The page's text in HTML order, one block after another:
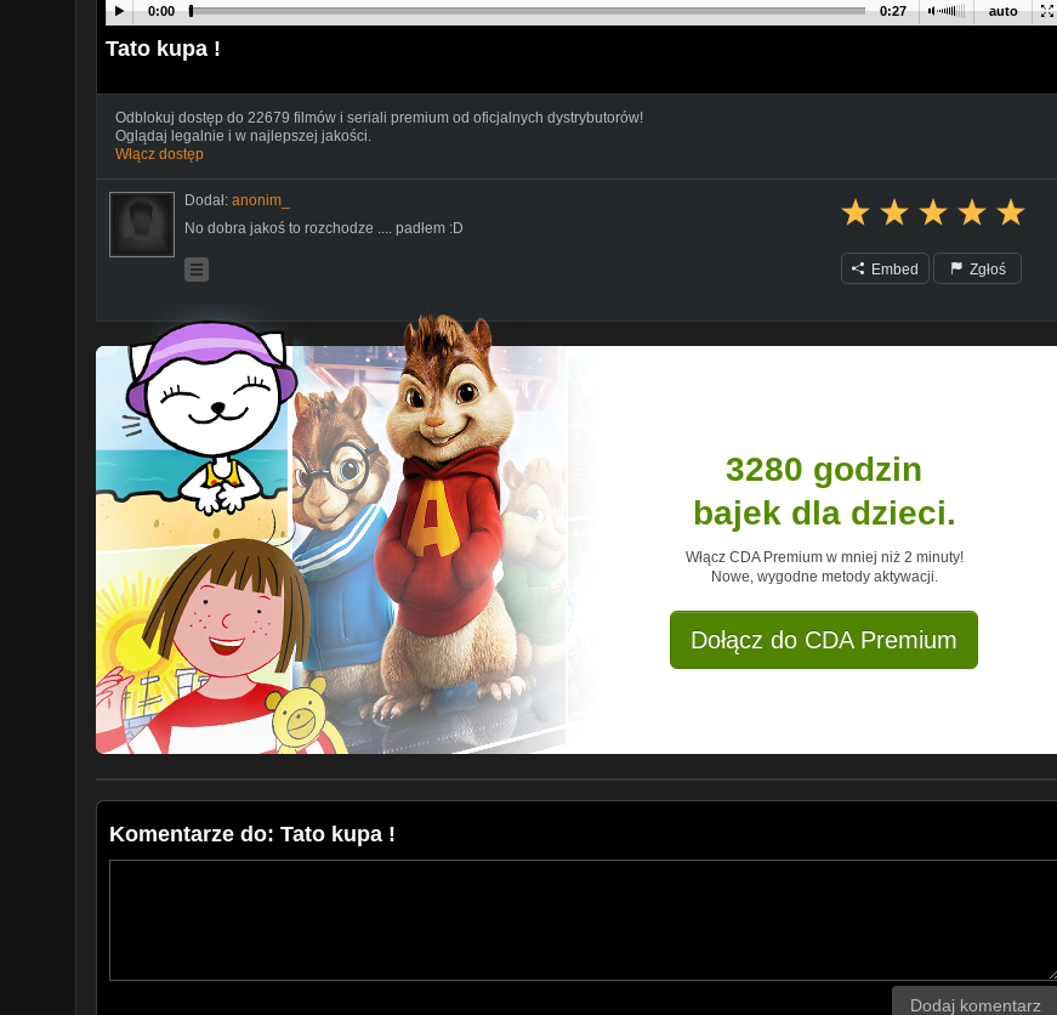
auto
0:00 0:27
Tato kupa !
Odblokuj dostęp do 22679 filmów i seriali premium od oficjalnych dystrybutorów!
Oglądaj legalnie i w najlepszej jakości.
Włącz dostęp
Dodał: anonim_
No dobra jakoś to rozchodze .... padłem :D
Embed Zgłoś
3280 godzin
bajek dla dzieci.
Włącz CDA Premium w mniej niż 2 minuty!
Nowe, wygodne metody aktywacji.
Dołącz do CDA Premium
Komentarze do: Tato kupa !
Dodaj komentarz